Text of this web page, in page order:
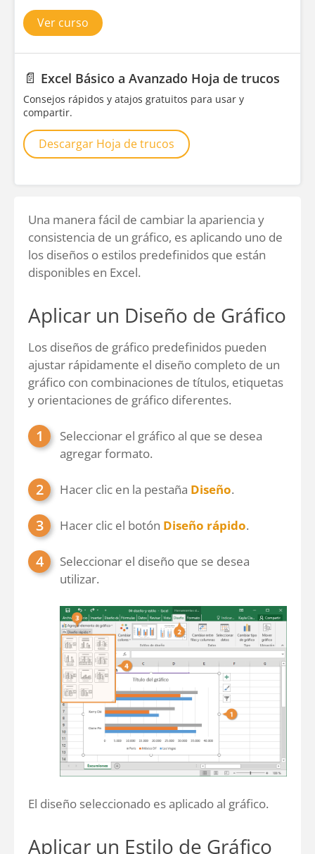
Ver curso
📄 Excel Básico a Avanzado Hoja de trucos
Consejos rápidos y atajos gratuitos para usar y
compartir.
Descargar Hoja de trucos
Una manera fácil de cambiar la apariencia y
consistencia de un gráfico, es aplicando uno de
los diseños o estilos predefinidos que están
disponibles en Excel.
Aplicar un Diseño de Gráfico
Los diseños de gráfico predefinidos pueden
ajustar rápidamente el diseño completo de un
gráfico con combinaciones de títulos, etiquetas
y orientaciones de gráfico diferentes.
Seleccionar el gráfico al que se desea
agregar formato.
Hacer clic en la pestaña Diseño.
Hacer clic el botón Diseño rápido.
Seleccionar el diseño que se desea
utilizar.
El diseño seleccionado es aplicado al gráfico.
Aplicar un Estilo de Gráfico